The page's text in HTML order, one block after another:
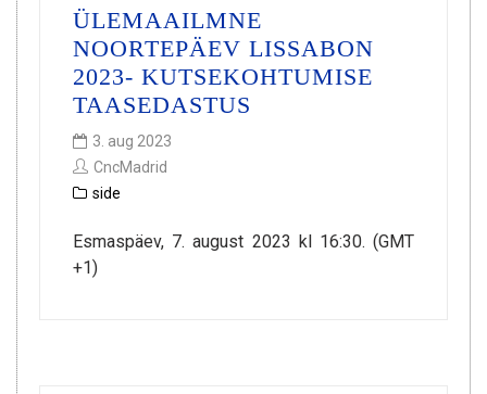
ÜLEMAAILMNE
NOORTEPÄEV LISSABON
2023- KUTSEKOHTUMISE
TAASEDASTUS
3. aug 2023
CncMadrid
side
Esmaspäev, 7. august 2023 kl 16:30. (GMT
+1)